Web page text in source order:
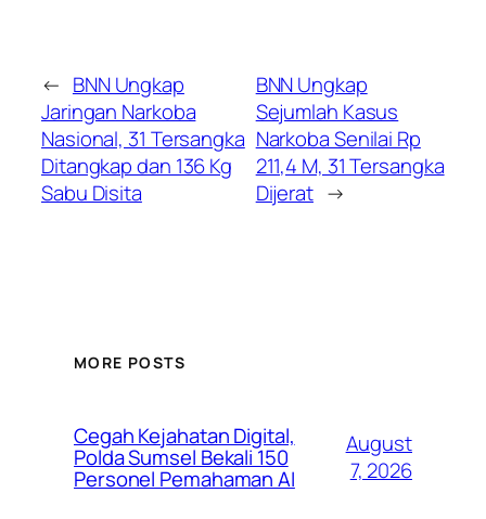
← BNN Ungkap
Jaringan Narkoba
Nasional, 31 Tersangka
Ditangkap dan 136 Kg
Sabu Disita
BNN Ungkap
Sejumlah Kasus
Narkoba Senilai Rp
211,4 M, 31 Tersangka
Dijerat →
MORE POSTS
Cegah Kejahatan Digital,
Polda Sumsel Bekali 150
Personel Pemahaman AI
August
7, 2026